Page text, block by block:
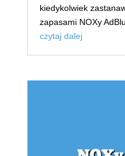
kiedykolwiek
zapasami NOXy
czytaj dalej